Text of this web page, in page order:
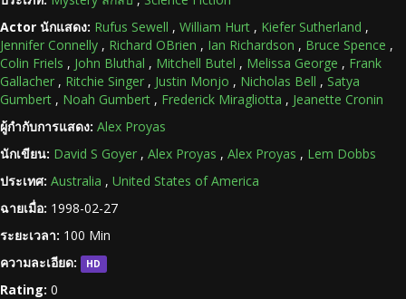
Actor นักแสดง: Rufus Sewell , William Hurt , Kiefer Sutherland ,
Jennifer Connelly , Richard OBrien , Ian Richardson , Bruce Spence ,
Colin Friels , John Bluthal , Mitchell Butel , Melissa George , Frank
Gallacher , Ritchie Singer , Justin Monjo , Nicholas Bell , Satya
Gumbert , Noah Gumbert , Frederick Miragliotta , Jeanette Cronin
ผู้กำกับการแสดง: Alex Proyas
นักเขียน: David S Goyer , Alex Proyas , Alex Proyas , Lem Dobbs
ประเทศ: Australia , United States of America
ฉายเมื่อ: 1998-02-27
ระยะเวลา: 100 Min
ความละเอียด:
HD
Rating: 0